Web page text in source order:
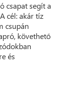
csapat segít a
cél: akár tíz
csupán
követhető
és